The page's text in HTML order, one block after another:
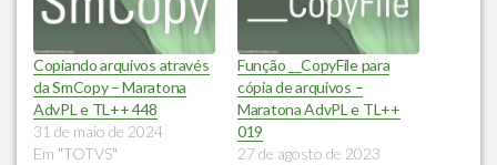
Copiando arquivos através
da SmCopy – Maratona
AdvPL e TL++ 448
31 de maio de 2024
Em "TOTVS"
Função __CopyFile para
cópia de arquivos –
Maratona AdvPL e TL++
019
27 de agosto de 2023